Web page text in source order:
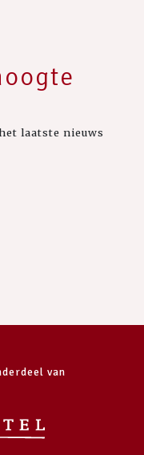
laatste nieuws
van